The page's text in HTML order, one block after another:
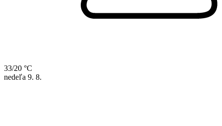
33/20 °C
nedeľa 9. 8.